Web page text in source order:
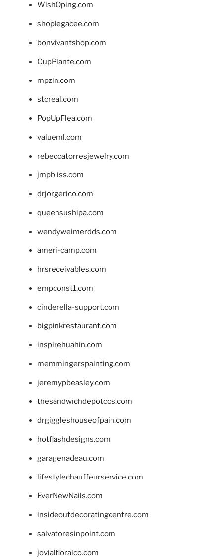
WishOping.com
shoplegacee.com
bonvivantshop.com
CupPlante.com
mpzin.com
stcreal.com
PopUpFlea.com
valueml.com
rebeccatorresjewelry.com
jmpbliss.com
drjorgerico.com
queensushipa.com
wendyweimerdds.com
ameri-camp.com
hrsreceivables.com
empconst1.com
cinderella-support.com
bigpinkrestaurant.com
inspirehuahin.com
memmingerspainting.com
jeremypbeasley.com
thesandwichdepotcos.com
drgiggleshouseofpain.com
hotflashdesigns.com
garagenadeau.com
lifestylechauffeurservice.com
EverNewNails.com
insideoutdecoratingcentre.com
salvatoresinpoint.com
jovialfloralco.com